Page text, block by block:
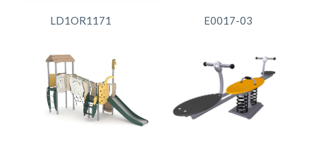
LD1OR1171 E0017-03